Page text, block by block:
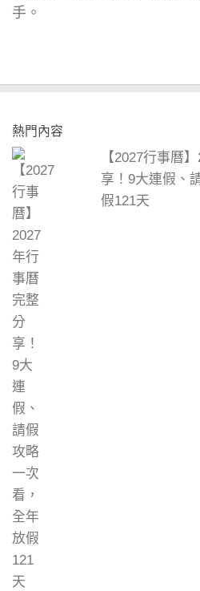
手。
熱門內容
【2027行事曆
享！9大連假、
假121天